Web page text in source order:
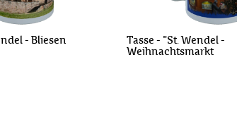
- Bliesen
Tasse - "St. Wendel -
Weihnachtsmarkt